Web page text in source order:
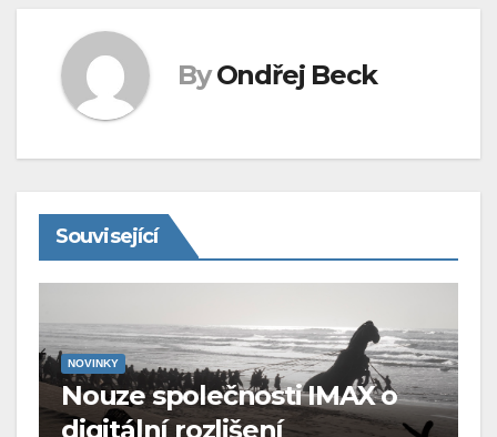
By Ondřej Beck
Související
NOVINKY
Nouze společnosti IMAX o
digitální rozlišení